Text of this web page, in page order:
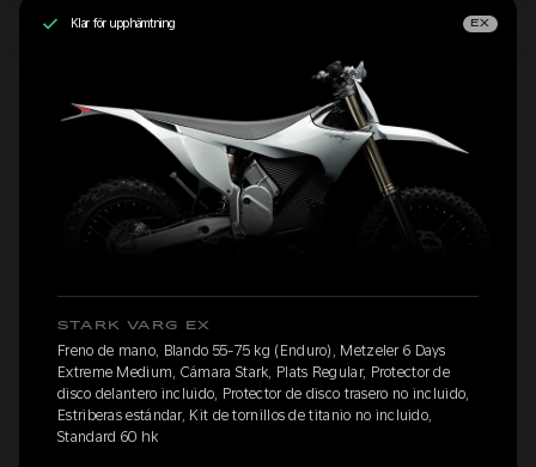
Klar för upphämtning EX
STARK VARG EX
Freno de mano, Blando 55-75 kg (Enduro), Metzeler 6 Days
Extreme Medium, Cámara Stark, Plats Regular, Protector de
disco delantero incluido, Protector de disco trasero no incluido,
Estriberas estándar, Kit de tornillos de titanio no incluido,
Standard 60 hk